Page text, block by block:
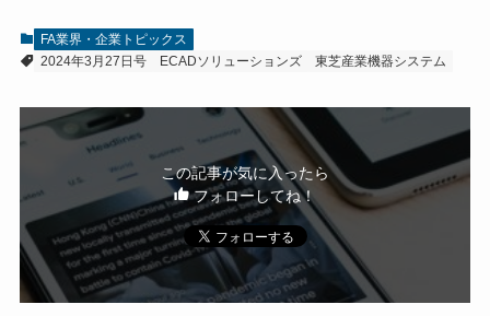
FA業界・企業トピックス
2024年3月27日号
ECADソリューションズ 東芝産業機器システム
この記事が気に入ったら
フォローしてね！